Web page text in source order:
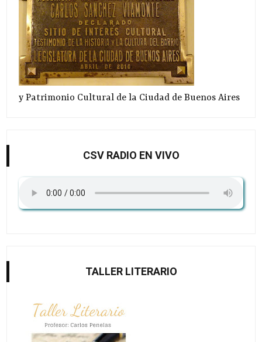
y Patrimonio Cultural de la Ciudad de Buenos Aires
CSV RADIO EN VIVO
TALLER LITERARIO